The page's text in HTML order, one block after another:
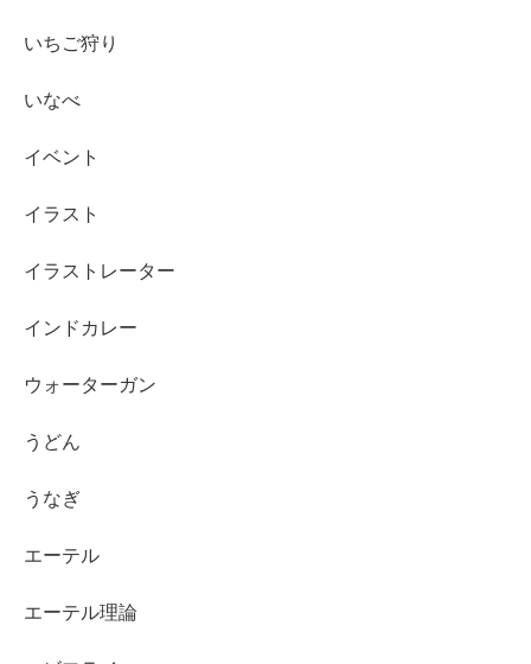
いちご狩り
いなべ
イベント
イラスト
イラストレーター
インドカレー
ウォーターガン
うどん
うなぎ
エーテル
エーテル理論